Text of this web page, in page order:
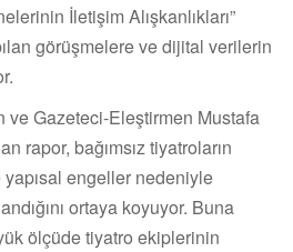
İletişim Alışkanlıkları”
görüşmelere ve dijital verilerin
ve Gazeteci-Eleştirmen Mustafa
rapor, bağımsız tiyatroların
engeller nedeniyle
ortaya koyuyor. Buna
ölçüde tiyatro ekiplerinin